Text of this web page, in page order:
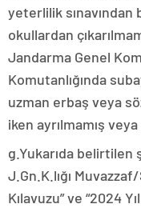
yeterlilik sınavından
okullardan
Jandarma Genel
Komutanlığında
uzman erbaş veya
iken ayrılmamış
g.Yukarıda belirtilen
J.Gn.K.lığı
Kılavuzu” ve “2024